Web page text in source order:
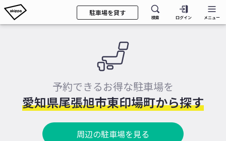
駐車場を貸す
検索 ログイン メニュー
予約できるお得な駐車場を
愛知県尾張旭市東印場町から探す
周辺の駐車場を見る